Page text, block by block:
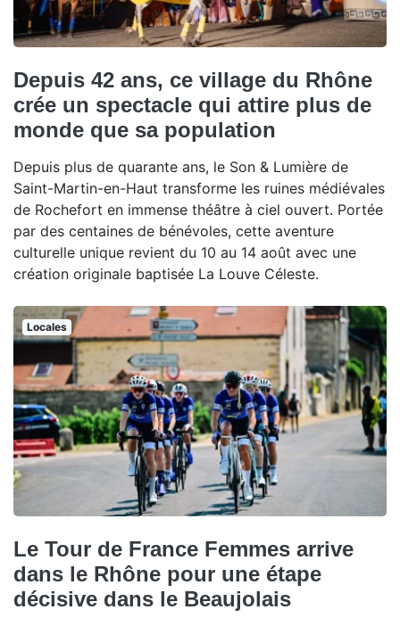
Depuis 42 ans, ce village du Rhône
crée un spectacle qui attire plus de
monde que sa population
Depuis plus de quarante ans, le Son & Lumière de
Saint-Martin-en-Haut transforme les ruines médiévales
de Rochefort en immense théâtre à ciel ouvert. Portée
par des centaines de bénévoles, cette aventure
culturelle unique revient du 10 au 14 août avec une
création originale baptisée La Louve Céleste.
Locales
Le Tour de France Femmes arrive
dans le Rhône pour une étape
décisive dans le Beaujolais